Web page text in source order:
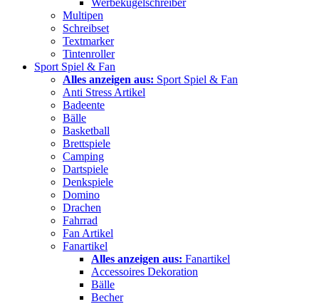
Werbekugelschreiber
Multipen
Schreibset
Textmarker
Tintenroller
Sport Spiel & Fan
Alles anzeigen aus: Sport Spiel & Fan
Anti Stress Artikel
Badeente
Bälle
Basketball
Brettspiele
Camping
Dartspiele
Denkspiele
Domino
Drachen
Fahrrad
Fan Artikel
Fanartikel
Alles anzeigen aus: Fanartikel
Accessoires Dekoration
Bälle
Becher